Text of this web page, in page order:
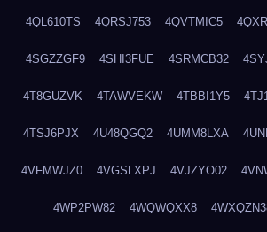
4QL610TS 4QRSJ753 4QVTMIC5
4SGZZGF9 4SHI3FUE 4SRMCB32
4T8GUZVK 4TAWVEKW 4TBBI1Y5
4TSJ6PJX 4U48QGQ2 4UMM8LXA
4VFMWJZ0 4VGSLXPJ 4VJZYO02
4WP2PW82 4WQWQXX8